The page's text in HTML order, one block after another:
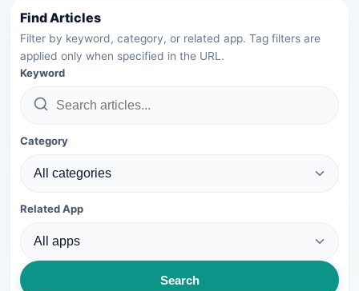
Find Articles
Filter by keyword, category, or related app. Tag filters are
applied only when specified in the URL.
Keyword
Category
Related App
Search